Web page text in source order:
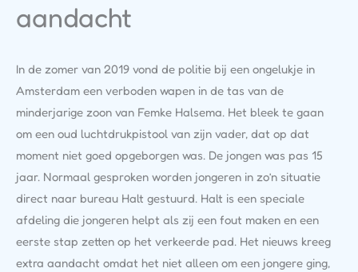
aandacht
In de zomer van 2019 vond de politie bij een ongelukje in
Amsterdam een verboden wapen in de tas van de
minderjarige zoon van Femke Halsema. Het bleek te gaan
om een oud luchtdrukpistool van zijn vader, dat op dat
moment niet goed opgeborgen was. De jongen was pas 15
jaar. Normaal gesproken worden jongeren in zo’n situatie
direct naar bureau Halt gestuurd. Halt is een speciale
afdeling die jongeren helpt als zij een fout maken en een
eerste stap zetten op het verkeerde pad. Het nieuws kreeg
extra aandacht omdat het niet alleen om een jongere ging,